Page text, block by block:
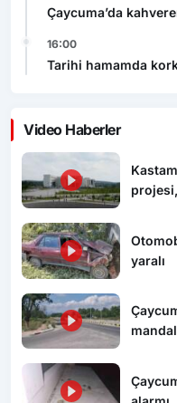
Çaycuma’da
16:00
Tarihi hamamda
Video Haberler
yaralı